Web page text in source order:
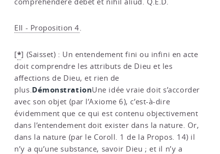
EII - Proposition 4.
[*] (Saisset) : Un entendement fini ou infini en acte
doit comprendre les attributs de Dieu et les
affections de Dieu, et rien de
plus. DémonstrationUne idée vraie doit s’accorder
avec son objet (par l’Axiome 6), c’est-à-dire
évidemment que ce qui est contenu objectivement
dans l’entendement doit exister dans la nature. Or,
dans la nature (par le Coroll. 1 de la Propos. 14) il
n’y a qu’une substance, savoir Dieu ; et il n’y a